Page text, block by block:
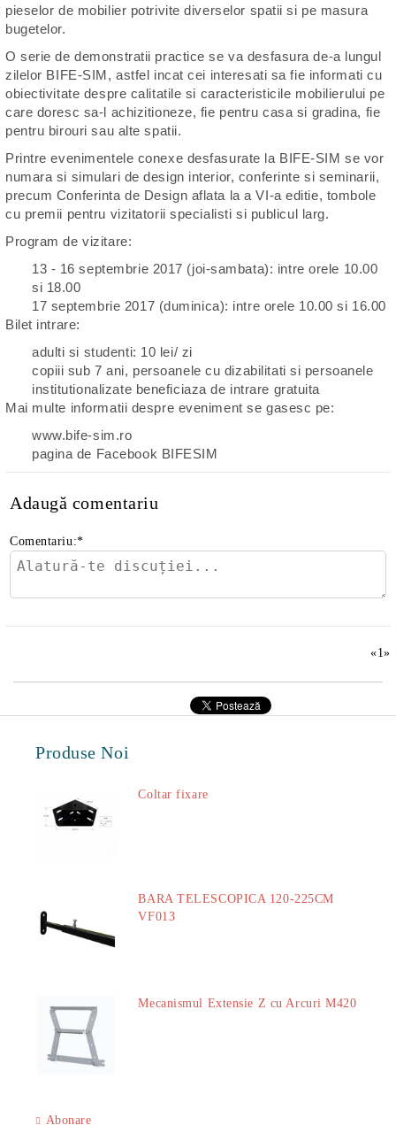
pieselor de mobilier potrivite diverselor spatii si pe masura
bugetelor.
O serie de demonstratii practice se va desfasura de-a lungul
zilelor BIFE-SIM, astfel incat cei interesati sa fie informati cu
obiectivitate despre calitatile si caracteristicile mobilierului pe
care doresc sa-l achizitioneze, fie pentru casa si gradina, fie
pentru birouri sau alte spatii.
Printre evenimentele conexe desfasurate la BIFE-SIM se vor
numara si simulari de design interior, conferinte si seminarii,
precum Conferinta de Design aflata la a VI-a editie, tombole
cu premii pentru vizitatorii specialisti si publicul larg.
Program de vizitare:
13 - 16 septembrie 2017 (joi-sambata): intre orele 10.00
si 18.00
17 septembrie 2017 (duminica): intre orele 10.00 si 16.00
Bilet intrare:
adulti si studenti: 10 lei/ zi
copiii sub 7 ani, persoanele cu dizabilitati si persoanele
institutionalizate beneficiaza de intrare gratuita
Mai multe informatii despre eveniment se gasesc pe:
www.bife-sim.ro
pagina de Facebook BIFESIM
Adaugă comentariu
Comentariu:*
«1»
Produse Noi
Coltar fixare
BARA TELESCOPICA 120-225CM
VF013
Mecanismul Extensie Z cu Arcuri M420
Abonare